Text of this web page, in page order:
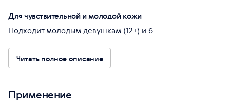
Для чувствительной и молодой кожи
Подходит молодым девушкам (12+) и б...
Читать полное описание
Применение